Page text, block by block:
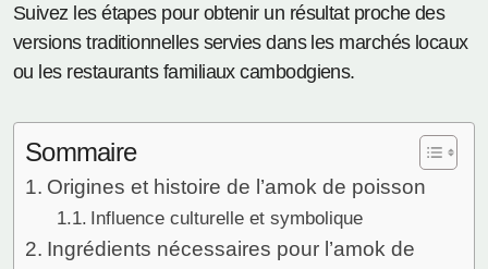
Suivez les étapes pour obtenir un résultat proche des
versions traditionnelles servies dans les marchés locaux
ou les restaurants familiaux cambodgiens.
Sommaire
Origines et histoire de l’amok de poisson
Influence culturelle et symbolique
Ingrédients nécessaires pour l’amok de